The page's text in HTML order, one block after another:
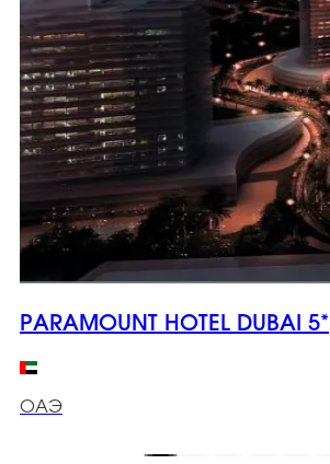
PARAMOUNT HOTEL DUBAI 5*
ОАЭ